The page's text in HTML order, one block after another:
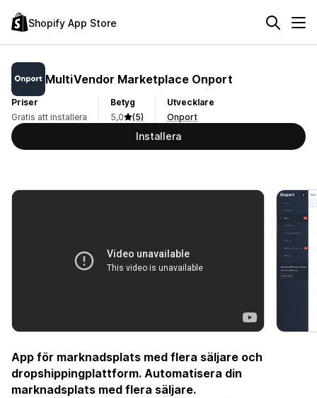
Shopify App Store
MultiVendor Marketplace Onport
Priser
Gratis att installera
Betyg
5,0
(5)
Utvecklare
Onport
Installera
App för marknadsplats med flera säljare och
dropshippingplattform. Automatisera din
marknadsplats med flera säljare.